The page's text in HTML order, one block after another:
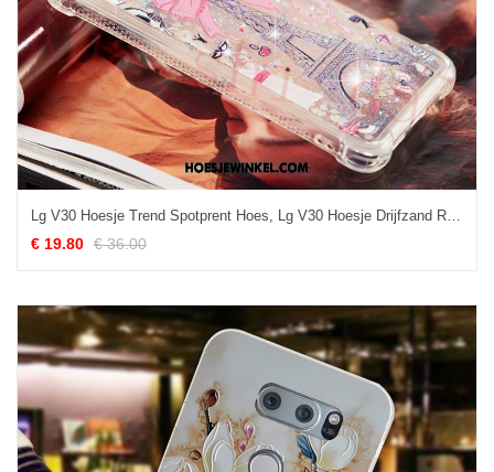
Lg V30 Hoesje Trend Spotprent Hoes, Lg V30 Hoesje Drijfzand Roze
€ 19.80 € 36.00